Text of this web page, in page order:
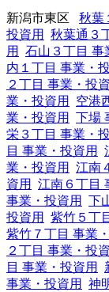
新潟市東区 秋葉
投資用
秋葉通３
用
石山３丁目 事
内１丁目 事業・
２丁目 事業・投
業・投資用
空港
業・投資用
下場
栄３丁目 事業・
目 事業・投資用
業・投資用
江南
資用
江南６丁目
事業・投資用
下
投資用
紫竹５丁
紫竹７丁目 事業
２丁目 事業・投
目 事業・投資用
事業・投資用
神